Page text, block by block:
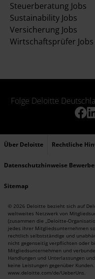
Steuerberatung Jobs
Sustainability Jobs
Versicherung Jobs
Wirtschaftsprüfer
Folge Deloitte
Über Deloitte Rechtliche
Datenschutzhinweise
Sitemap
© 2026 Deloitte bezieht sich auf
weltweites Netzwerk von
(zusammen die „Deloitte-
jedes ihrer Mitgliedsunternehmen
rechtlich selbstständige und
nicht gegenseitig verpflichten oder
Mitgliedsunternehmen und
Handlungen und Unterlassungen
keine Leistungen gegenüber
www.deloitte.com/de/UeberUns.